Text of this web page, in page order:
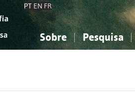
PT EN FR
Sobre Pesquisa